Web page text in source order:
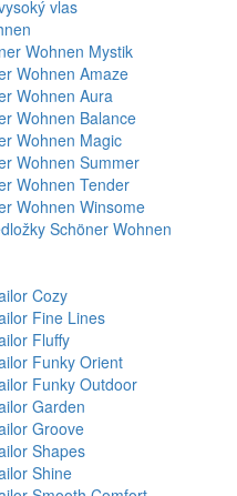
vlas
Wohnen Mystik
Wohnen Amaze
Wohnen Aura
Wohnen Balance
Wohnen Magic
Wohnen Summer
Wohnen Tender
Wohnen Winsome
Schöner Wohnen
Cozy
Fine Lines
Fluffy
Funky Orient
Funky Outdoor
Garden
Groove
Shapes
Shine